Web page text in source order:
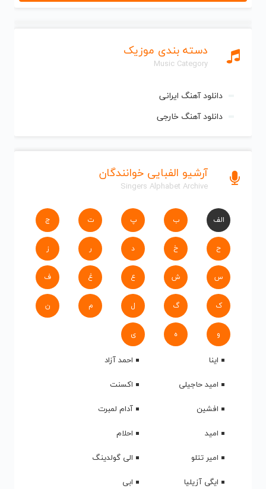
دسته بندی موزیک
Music Category
دانلود آهنگ ایرانی
دانلود آهنگ خارجی
آرشیو الفبایی خوانندگان
Singers Alphabet Archive
الف ب پ ت ج
ح خ د ر ز
س ش ع غ ف
ک گ ل م ن
و ه ی
اینا
احمد آزاد
امید حاجیلی
اکسنت
افشین
آدام لمبرت
امید
احلام
امیر تتلو
الی گولدینگ
ایگی آزیلیا
ابی